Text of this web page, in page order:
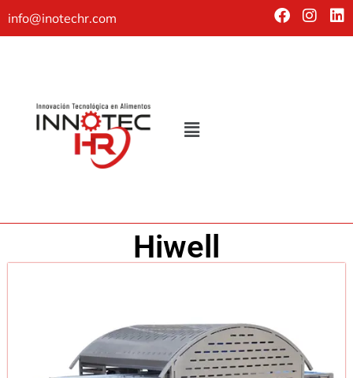
info@inotechr.com
Hiwell